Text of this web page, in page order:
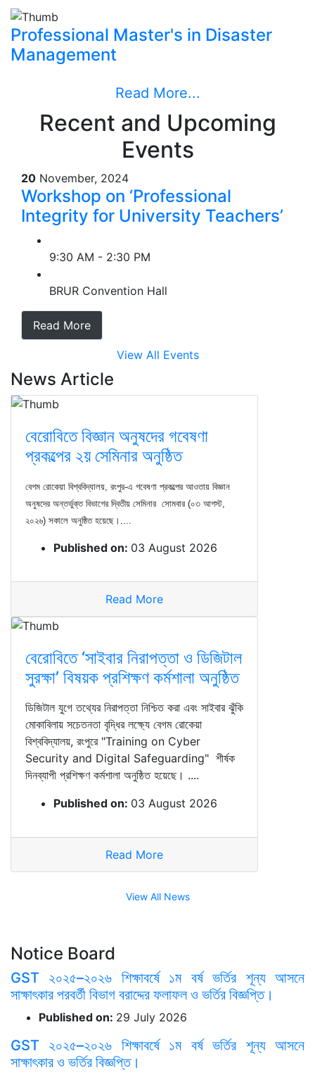
Professional Master's in Disaster
Management
Read More...
Recent and Upcoming
Events
20 November, 2024
Workshop on ‘Professional
Integrity for University Teachers’
9:30 AM - 2:30 PM
BRUR Convention Hall
Read More
View All Events
News Article
বেরোবিতে বিজ্ঞান অনুষদের গবেষণা
প্রকল্পের ২য় সেমিনার অনুষ্ঠিত
বেগম রোকেয়া বিশ্ববিদ্যালয়, রংপুর-এ গবেষণা প্রকল্পের আওতায় বিজ্ঞান
অনুষদের অন্তর্ভুক্ত বিভাগের দ্বিতীয় সেমিনার সোমবার (০৩ আগস্ট,
২০২৬) সকালে অনুষ্ঠিত হয়েছে।....
Published on: 03 August 2026
Read More
বেরোবিতে ‘সাইবার নিরাপত্তা ও ডিজিটাল
সুরক্ষা’ বিষয়ক প্রশিক্ষণ কর্মশালা অনুষ্ঠিত
ডিজিটাল যুগে তথ্যের নিরাপত্তা নিশ্চিত করা এবং সাইবার ঝুঁকি
মোকাবিলায় সচেতনতা বৃদ্ধির লক্ষ্যে বেগম রোকেয়া
বিশ্ববিদ্যালয়, রংপুরে "Training on Cyber
Security and Digital Safeguarding" শীর্ষক
দিনব্যাপী প্রশিক্ষণ কর্মশালা অনুষ্ঠিত হয়েছে। ....
Published on: 03 August 2026
Read More
View All News
Notice Board
GST ২০২৫–২০২৬ শিক্ষাবর্ষে ১ম বর্ষ ভর্তির শূন্য আসনে
সাক্ষাৎকার পরবর্তী বিভাগ বরাদ্দের ফলাফল ও ভর্তির বিজ্ঞপ্তি।
Published on: 29 July 2026
GST ২০২৫–২০২৬ শিক্ষাবর্ষে ১ম বর্ষ ভর্তির শূন্য আসনে
সাক্ষাৎকার ও ভর্তির বিজ্ঞপ্তি।